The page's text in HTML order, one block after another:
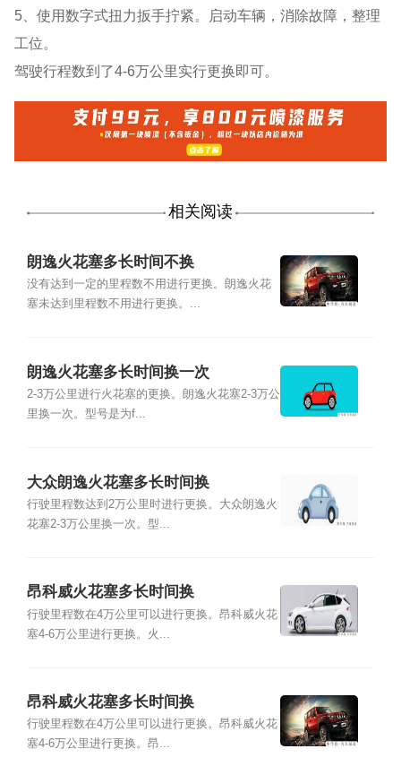
5、使用数字式扭力扳手拧紧。启动车辆，消除故障，整理
工位。
驾驶行程数到了4-6万公里实行更换即可。
相关阅读
朗逸火花塞多长时间不换
没有达到一定的里程数不用进行更换。朗逸火花
塞未达到里程数不用进行更换。...
朗逸火花塞多长时间换一次
2-3万公里进行火花塞的更换。朗逸火花塞2-3万公
里换一次。型号是为f...
大众朗逸火花塞多长时间换
行驶里程数达到2万公里时进行更换。大众朗逸火
花塞2-3万公里换一次。型...
昂科威火花塞多长时间换
行驶里程数在4万公里可以进行更换。昂科威火花
塞4-6万公里进行更换。火...
昂科威火花塞多长时间换
行驶里程数在4万公里可以进行更换。昂科威火花
塞4-6万公里进行更换。昂...